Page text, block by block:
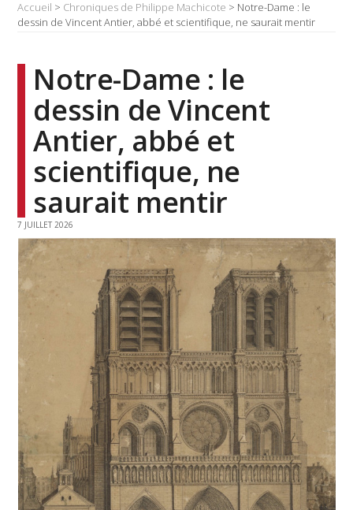
Accueil > Chroniques de Philippe Machicote > Notre-Dame : le
dessin de Vincent Antier, abbé et scientifique, ne saurait mentir
Notre-Dame : le
dessin de Vincent
Antier, abbé et
scientifique, ne
saurait mentir
7 JUILLET 2026